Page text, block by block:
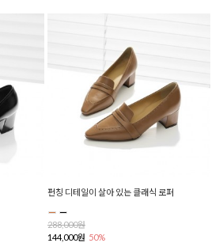
펀칭 디테일이 살아 있는 클래식 로퍼
288,000원
144,000원 50%